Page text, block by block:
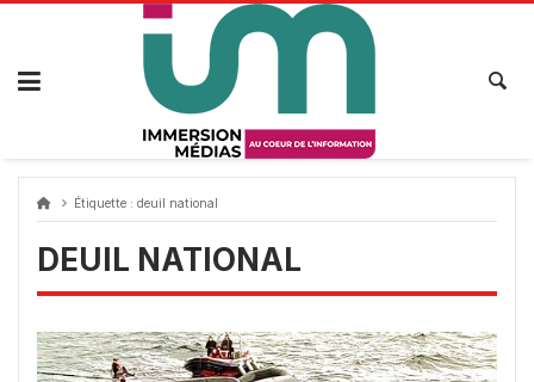
Passer
Étiquette : deuil national
DEUIL NATIONAL